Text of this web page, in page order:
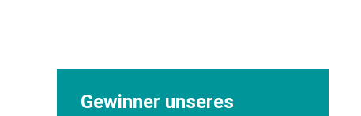
Gewinner unseres